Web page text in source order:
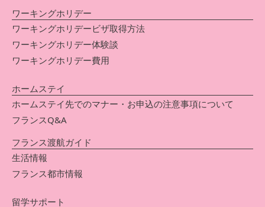
ワーキングホリデー
ワーキングホリデービザ取得方法
ワーキングホリデー体験談
ワーキングホリデー費用
ホームステイ
ホームステイ先でのマナー・お申込の注意事項について
フランスQ&A
フランス渡航ガイド
生活情報
フランス都市情報
留学サポート